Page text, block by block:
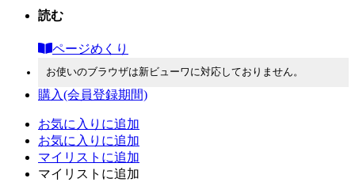
読む
ページめくり
お使いのブラウザは新ビューワに対応しておりません。
購入(会員登録期間)
お気に入りに追加
お気に入りに追加
マイリストに追加
マイリストに追加